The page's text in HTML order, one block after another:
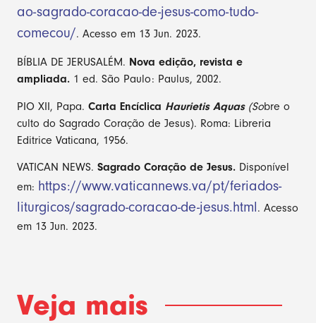
ao-sagrado-coracao-de-jesus-como-tudo-
comecou/. Acesso em 13 Jun. 2023.
BÍBLIA DE JERUSALÉM. Nova edição, revista e
ampliada. 1 ed. São Paulo: Paulus, 2002.
PIO XII, Papa. Carta Encíclica Haurietis Aquas (Sobre o
culto do Sagrado Coração de Jesus). Roma: Libreria
Editrice Vaticana, 1956.
VATICAN NEWS. Sagrado Coração de Jesus. Disponível
em: https://www.vaticannews.va/pt/feriados-
liturgicos/sagrado-coracao-de-jesus.html. Acesso
em 13 Jun. 2023.
Veja mais